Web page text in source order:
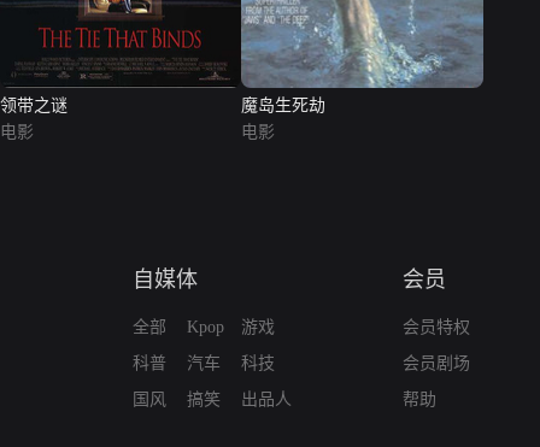
领带之谜
电影
魔岛生死劫
电影
自媒体
全部
科普
国风
Kpop
汽车
搞笑
游戏
科技
出品人
会员
会员特权
会员剧场
帮助